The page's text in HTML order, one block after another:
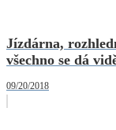
Jízdárna,
všechno se dá
09/20/2018